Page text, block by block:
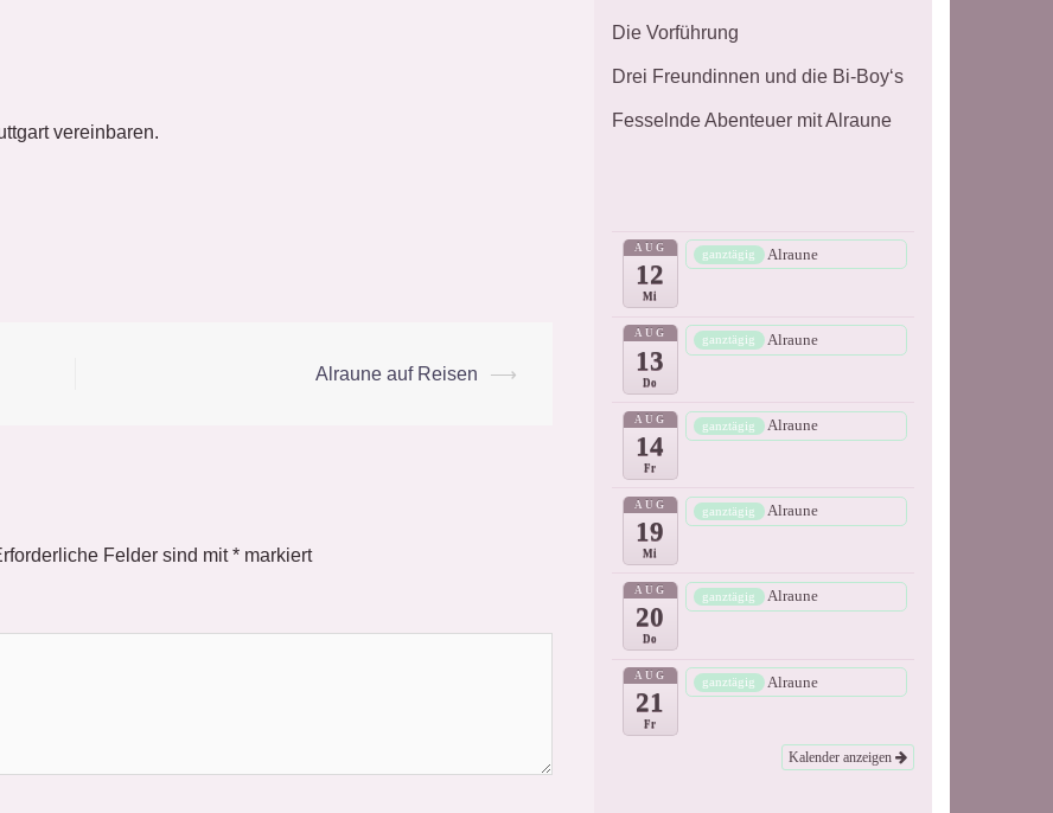
vereinbaren.
Alraune auf Reisen ⟶
Felder sind mit* markiert
Die Vorführung
Drei Freundinnen und die Bi-Boy‘s
Fesselnde Abenteuer mit Alraune
AUG
12
Mi
ganztägig Alraune
AUG
13
Do
ganztägig Alraune
AUG
14
Fr
ganztägig Alraune
AUG
19
Mi
ganztägig Alraune
AUG
20
Do
ganztägig Alraune
AUG
21
Fr
ganztägig Alraune
Kalender anzeigen